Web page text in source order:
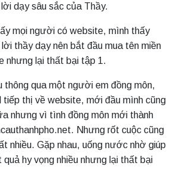
dạy sâu sắc của Thầy.
mọi người có website, mình thấy
thầy dạy nên bắt đầu mua tên miền
nhưng lại thất bại tập 1.
thông qua một người em đồng môn,
tiếp thị về website, mới đầu mình cũng
nhưng vì tình đồng môn mới thành
Nhưng rốt cuộc cũng
nhiều. Gặp nhau, uống nước nhờ giúp
hy vọng nhiều nhưng lại thất bại